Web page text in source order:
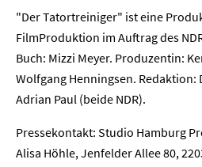
"Der Tatortreiniger" ist eine
FilmProduktion im Auftrag des
Buch: Mizzi Meyer. Produzentin:
Wolfgang Henningsen. Redaktion:
Adrian Paul (beide NDR).
Pressekontakt: Studio Hamburg
Alisa Höhle, Jenfelder Allee 80,
Unternehmen
Presse
Karriere